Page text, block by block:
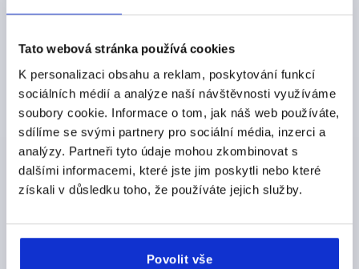
Tato webová stránka používá cookies
K personalizaci obsahu a reklam, poskytování funkcí
sociálních médií a analýze naší návštěvnosti využíváme
soubory cookie. Informace o tom, jak náš web používáte,
sdílíme se svými partnery pro sociální média, inzerci a
analýzy. Partneři tyto údaje mohou zkombinovat s
dalšími informacemi, které jste jim poskytli nebo které
získali v důsledku toho, že používáte jejich služby.
Povolit vše
Ostatní zákazníci také zakoupili
K1517
Závěsy z nerezové oceli